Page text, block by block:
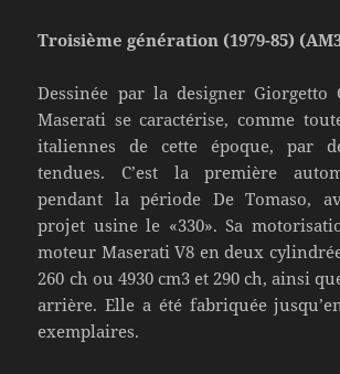
Troisième génération (1979-85)
Dessinée par la designer Giorgetto
Maserati se caractérise, comme
italiennes de cette époque, par
tendues. C’est la première
pendant la période De Tomaso,
projet usine le «330». Sa
moteur Maserati V8 en deux
260 ch ou 4930 cm3 et 290 ch, ainsi
arrière. Elle a été fabriquée
exemplaires.